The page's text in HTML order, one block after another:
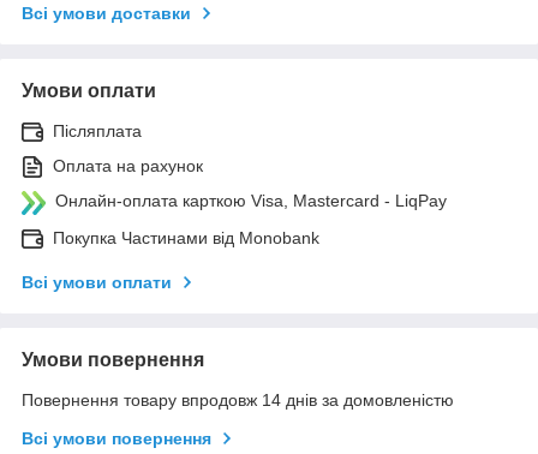
Всі умови доставки
Умови оплати
Післяплата
Оплата на рахунок
Онлайн-оплата карткою Visa, Mastercard - LiqPay
Покупка Частинами від Monobank
Всі умови оплати
Умови повернення
Повернення товару впродовж 14 днів за домовленістю
Всі умови повернення